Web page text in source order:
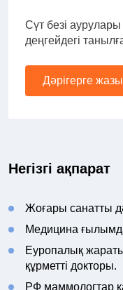
Сүт безі
деңгейдегі
Дәрігерге
Негізгі ақпарат
Жоғары санатты
Медицина
Еуропалық
құрметті докторы.
РФ маммологтар